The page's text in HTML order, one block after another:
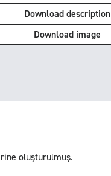
Download description
Download image
oluşturulmuş.